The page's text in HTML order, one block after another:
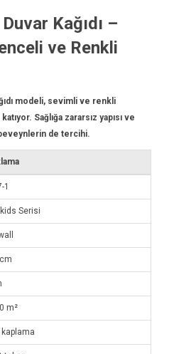
Kağıdı –
ve Renkli
modeli, sevimli ve renkli
Sağlığa zararsız yapısı ve
de tercihi.
1
Serisi
m²